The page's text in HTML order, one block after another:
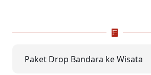
Paket Drop Bandara ke Wisata